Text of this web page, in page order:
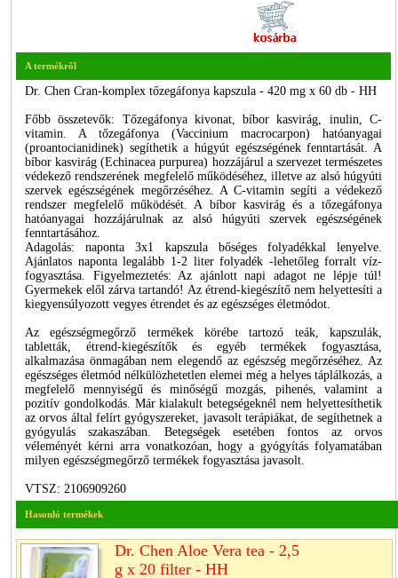
A termékről
Dr. Chen Cran-komplex tőzegáfonya kapszula - 420 mg x 60 db - HH
Főbb összetevők: Tőzegáfonya kivonat, bíbor kasvirág, inulin, C-
vitamin. A tőzegáfonya (Vaccinium macrocarpon) hatóanyagai
(proantocianidinek) segíthetik a húgyút egészségének fenntartását. A
bíbor kasvirág (Echinacea purpurea) hozzájárul a szervezet természetes
védekező rendszerének megfelelő működéséhez, illetve az alsó húgyúti
szervek egészségének megőrzéséhez. A C-vitamin segíti a védekező
rendszer megfelelő működését. A bíbor kasvirág és a tőzegáfonya
hatóanyagai hozzájárulnak az alsó húgyúti szervek egészségének
fenntartásához.
Adagolás: naponta 3x1 kapszula bőséges folyadékkal lenyelve.
Ajánlatos naponta legalább 1-2 liter folyadék -lehetőleg forralt víz-
fogyasztása. Figyelmeztetés: Az ajánlott napi adagot ne lépje túl!
Gyermekek elől zárva tartandó! Az étrend-kiegészítő nem helyettesíti a
kiegyensúlyozott vegyes étrendet és az egészséges életmódot.
Az egészségmegőrző termékek körébe tartozó teák, kapszulák,
tabletták, étrend-kiegészítők és egyéb termékek fogyasztása,
alkalmazása önmagában nem elegendő az egészség megőrzéséhez. Az
egészséges életmód nélkülözhetetlen elemei még a helyes táplálkozás, a
megfelelő mennyiségű és minőségű mozgás, pihenés, valamint a
pozitív gondolkodás. Már kialakult betegségeknél nem helyettesíthetik
az orvos által felírt gyógyszereket, javasolt terápiákat, de segíthetnek a
gyógyulás szakaszában. Betegségek esetében fontos az orvos
véleményét kérni arra vonatkozóan, hogy a gyógyítás folyamatában
milyen egészségmegőrző termékek fogyasztása javasolt.
VTSZ: 2106909260
Hasonló termékek
Dr. Chen Aloe Vera tea - 2,5
g x 20 filter - HH